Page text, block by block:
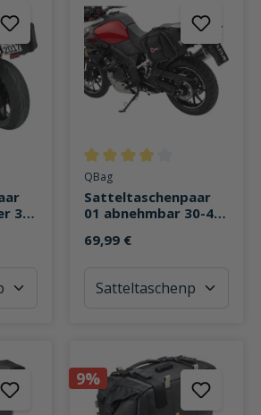
von 4.7 von 5 Sternen
36-
Durchschnittliche Bewertung
QBag
Satteltaschenpaar
01 abnehmbar 30-46
69,99 €
9%